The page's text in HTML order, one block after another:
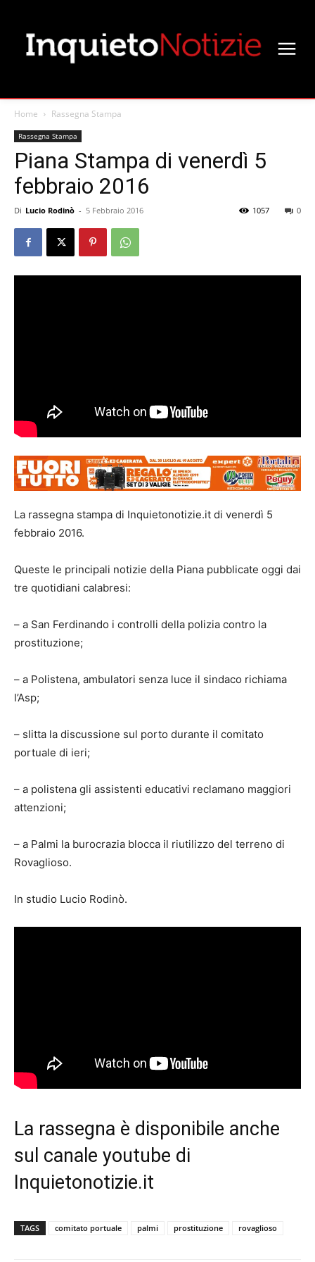
Home Rassegna Stampa
Rassegna Stampa
Piana Stampa di venerdì 5
febbraio 2016
Di Lucio Rodinò - 5 Febbraio 2016 0
1057
La rassegna stampa di Inquietonotizie.it di venerdì 5
febbraio 2016.
Queste le principali notizie della Piana pubblicate oggi dai
tre quotidiani calabresi:
– a San Ferdinando i controlli della polizia contro la
prostituzione;
– a Polistena, ambulatori senza luce il sindaco richiama
l’Asp;
– slitta la discussione sul porto durante il comitato
portuale di ieri;
– a polistena gli assistenti educativi reclamano maggiori
attenzioni;
– a Palmi la burocrazia blocca il riutilizzo del terreno di
Rovaglioso.
In studio Lucio Rodinò.
La rassegna è disponibile anche
sul canale youtube di
Inquietonotizie.it
TAGS comitato portuale palmi prostituzione rovaglioso